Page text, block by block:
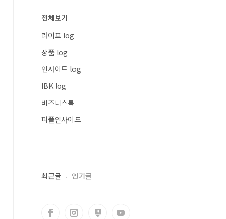
전체보기
라이프 log
상품 log
인사이트 log
IBK log
비즈니스톡
피플인사이드
최근글 인기글